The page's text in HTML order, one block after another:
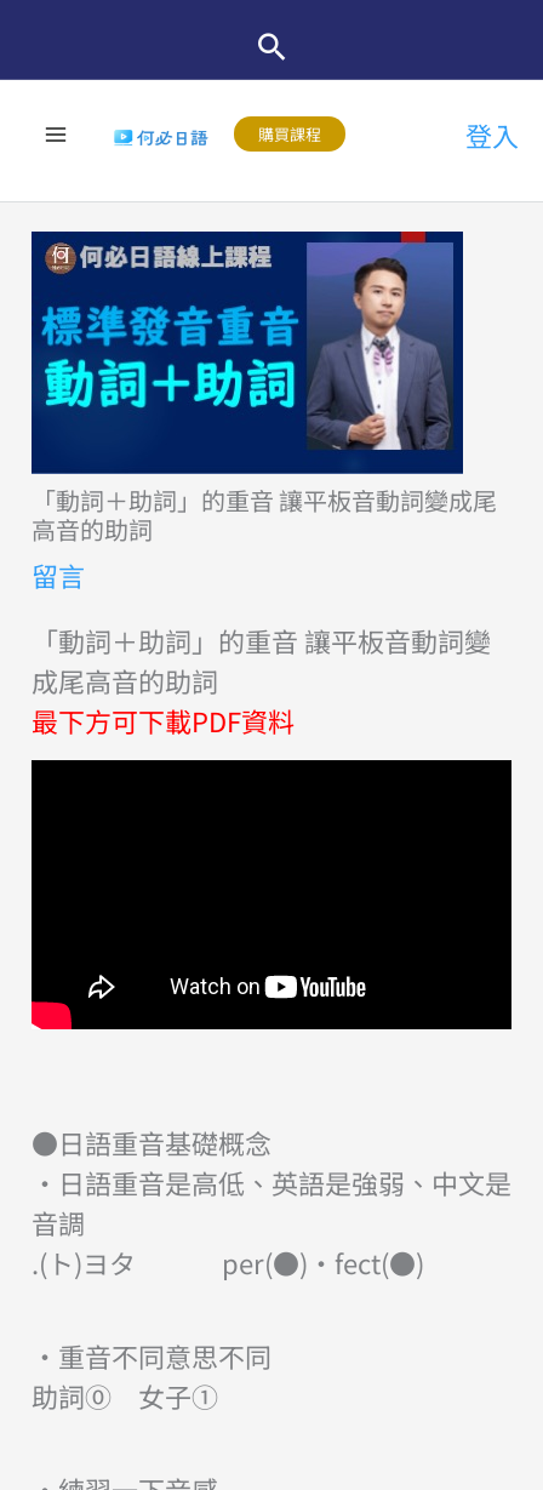
購買課程 登入
「動詞＋助詞」的重音 讓平板音動詞變成尾
高音的助詞
留言
「動詞＋助詞」的重音 讓平板音動詞變
成尾高音的助詞
最下方可下載PDF資料
●日語重音基礎概念
・日語重音是高低、英語是強弱、中文是
音調
.(ト)ヨタ per(●)・fect(●)
・重音不同意思不同
助詞⓪ 女子①